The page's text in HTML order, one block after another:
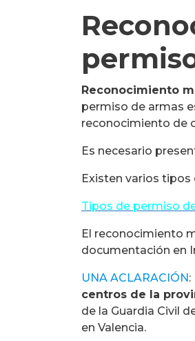
Reconocimiento
permiso de armas
reconocimiento de
Es necesario
Existen varios
Tipos de permiso
El reconocimiento
documentación en
UNA ACLARACIÓN:
centros de la
de la Guardia Civil
en Valencia.